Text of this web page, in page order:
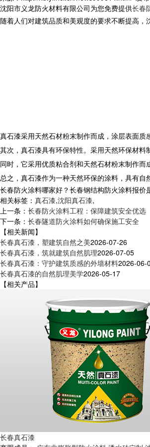
沈阳市义龙防火材料有限公司为您免费提供长春
随着人们对建筑品质和美观度的要求不断提高，
真石漆采用天然石材粉末制作而成，涂层表面质
其次，真石漆具有环保特性。采用天然环保材料
同时，它采用优质粘合剂和天然石材粉末制作
总之，真石漆作为一种天然环保的涂料，具有自
长春防火涂料哪家好？长春钢结构防火涂料报
相关标签： 真石漆,沈阳真石漆,
上一条： 长春防火涂料工程：保障建筑安全优选
下一条： 长春隧道防火涂料如何确保施工安全
【相关新闻】
长春真石漆，塑建筑自然之美2026-07-26
长春真石漆，筑就建筑自然肌理2026-07-05
长春真石漆：守护建筑质感的外墙材料2026-06-
长春真石漆的自然肌理美学2026-05-17
【相关产品】
长春真石漆